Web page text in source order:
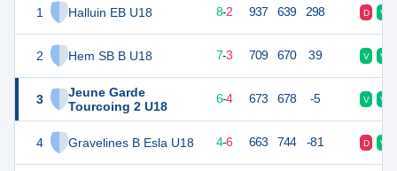
1 Halluin EB U18
2 Hem SB B U18
3
Jeune Garde
Tourcoing 2 U18
4 Gravelines B Esla U18
8-2 937 639 298 D V
7-3 709 670 39 V V
16 6-4 673 678 -5 V V
14 10 4-6 663 744 -81 D V